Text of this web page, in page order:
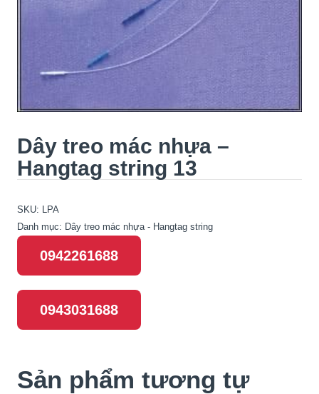
Dây treo mác nhựa –
Hangtag string 13
SKU: LPA
Danh mục: Dây treo mác nhựa - Hangtag string
0942261688
0943031688
Sản phẩm tương tự